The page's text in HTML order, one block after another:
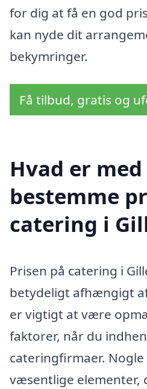
for dig at få en god
kan nyde dit
bekymringer.
Få tilbud, gratis og
Hvad er
bestemme
catering i
Prisen på catering i
betydeligt afhængigt
er vigtigt at være
faktorer, når du
cateringfirmaer. Nogle
væsentlige elementer,